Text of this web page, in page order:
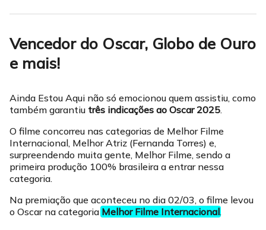
Vencedor do Oscar, Globo de Ouro
e mais!
Ainda Estou Aqui não só emocionou quem assistiu, como
também garantiu três indicações ao Oscar 2025.
O filme concorreu nas categorias de Melhor Filme
Internacional, Melhor Atriz (Fernanda Torres) e,
surpreendendo muita gente, Melhor Filme, sendo a
primeira produção 100% brasileira a entrar nessa
categoria.
Na premiação que aconteceu no dia 02/03, o filme levou
o Oscar na categoria Melhor Filme Internacional.